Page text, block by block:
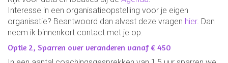
Interesse in een organisatieopstelling voor je eigen
organisatie? Beantwoord dan alvast deze vragen hier. Dan
neem ik binnenkort contact met je op.
Optie 2, Sparren over veranderen vanaf € 450